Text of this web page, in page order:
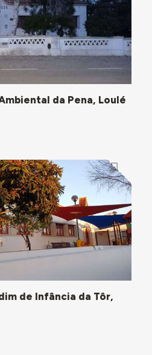
da Pena, Loulé
de Infância da Tôr,